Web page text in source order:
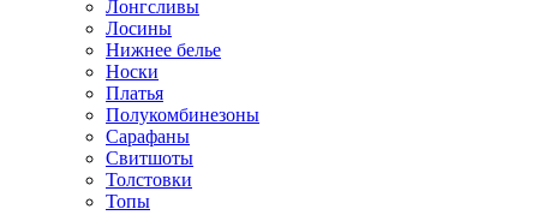
Лонгсливы
Лосины
Нижнее белье
Носки
Платья
Полукомбинезоны
Сарафаны
Свитшоты
Толстовки
Топы